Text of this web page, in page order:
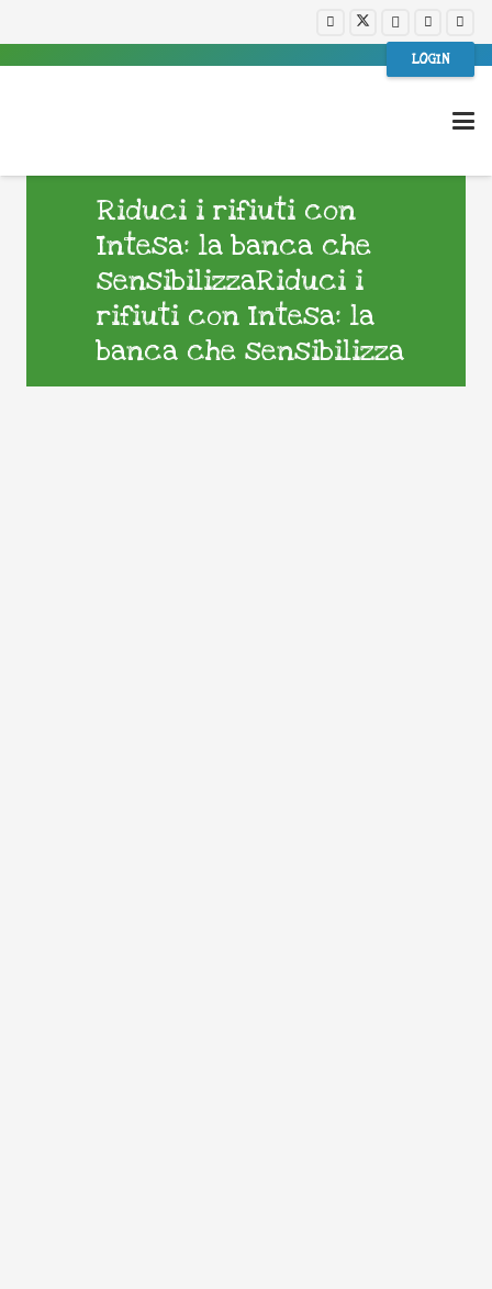
LOGIN
Riduci i rifiuti con
Intesa: la banca che
sensibilizzaRiduci i
rifiuti con Intesa: la
banca che sensibilizza